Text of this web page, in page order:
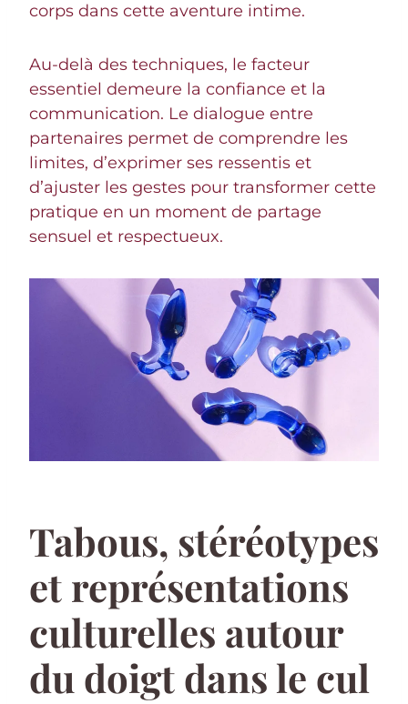
corps dans cette aventure intime.
Au-delà des techniques, le facteur
essentiel demeure la confiance et la
communication. Le dialogue entre
partenaires permet de comprendre les
limites, d’exprimer ses ressentis et
d’ajuster les gestes pour transformer cette
pratique en un moment de partage
sensuel et respectueux.
Tabous, stéréotypes
et représentations
culturelles autour
du doigt dans le cul